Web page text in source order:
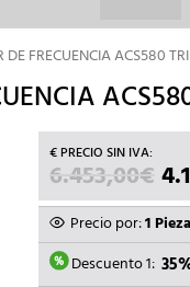
FRECUENCIA ACS580
6.453,00€ EL
Precio por:1 Pieza
Descuento 1: